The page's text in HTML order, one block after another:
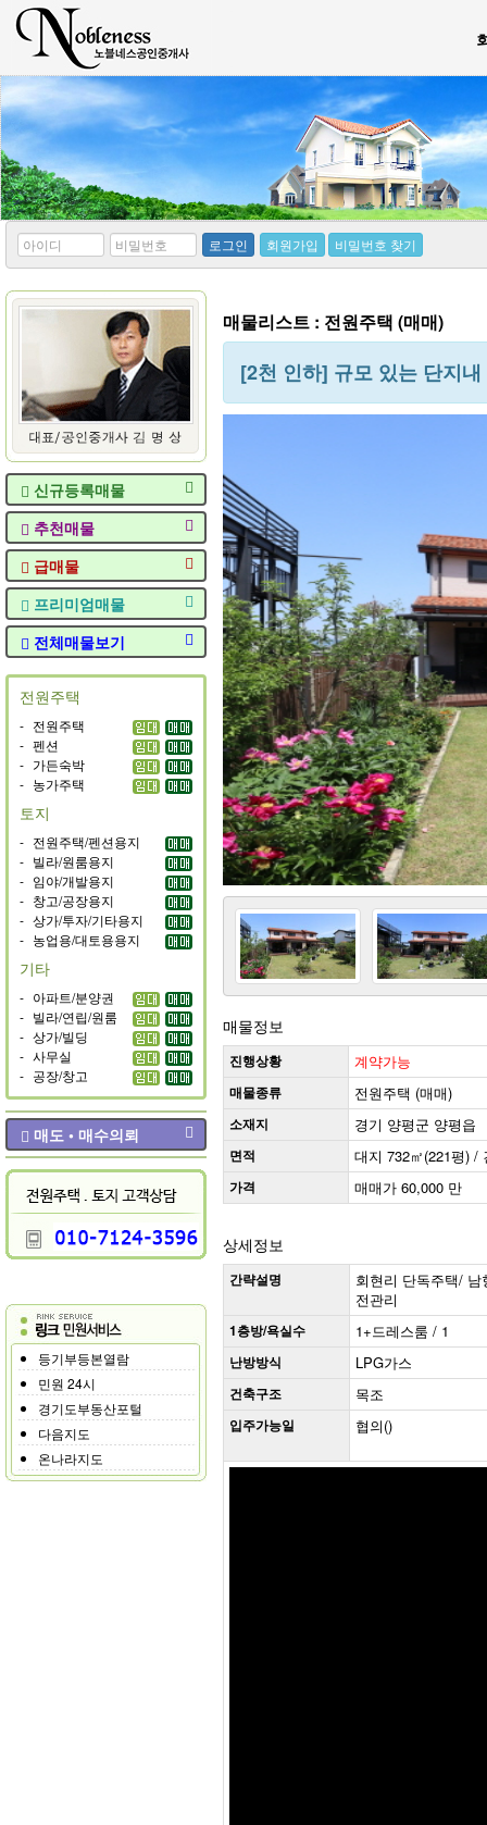
*
아
디
*
비
번
호
로그인 회원가입 비밀번호 찾기
신규등록매물
추천매물
급매물
프리미엄매물
전체매물보기
전원주택
- 전원주택
- 펜션
- 가든숙박
- 농가주택
토지
- 전원주택/펜션용지
- 빌라/원룸용지
- 임야/개발용지
- 창고/공장용지
- 상가/투자/기타용지
- 농업용/대토용용지
기타
- 아파트/분양권
- 빌라/연립/원룸
- 상가/빌딩
- 사무실
- 공장/창고
매도 • 매수의뢰
등기부등본열람
민원 24시
경기도부동산포털
다음지도
온나라지도
매물리스트 : 전원주택 (매매)
[2천 인하] 규모 있는 단지
매물정보
진행상황 계약가능
매물종류 전원주택 (매매)
소재지 경기 양평군 양평읍
면적 대지 732㎡(221평) /
가격 매매가 60,000 만
상세정보
간략설명
회현리 단독주택/
전관리
1층방/욕실수 1+드레스룸 / 1
난방방식 LPG가스
건축구조 목조
입주가능일 협의()